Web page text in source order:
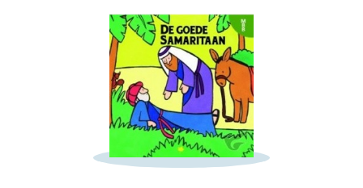
Schrijf hieronder je review!